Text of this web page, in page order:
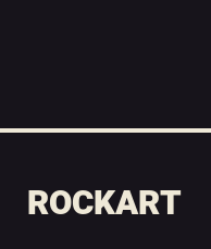
ROCKART